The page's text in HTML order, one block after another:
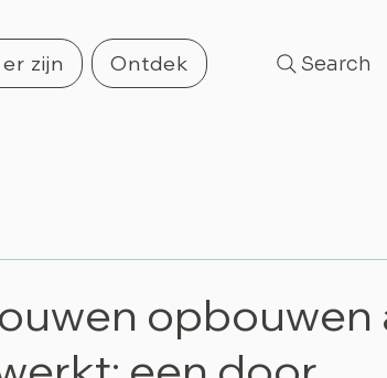
zijn Ontdek Search
opbouwen